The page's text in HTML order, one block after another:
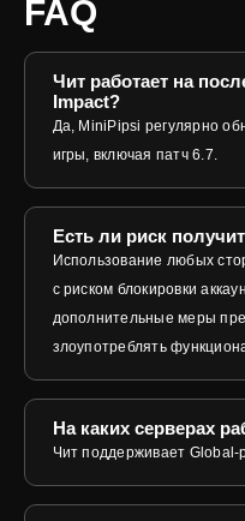
FAQ
Чит работает на
Impact?
Да, MiniPipsi регулярно
игры, включая патч 6.7.
Есть ли риск
Использование любых
с риском блокировки
дополнительные меры
злоупотреблять
На каких серверах
Чит поддерживает Global-